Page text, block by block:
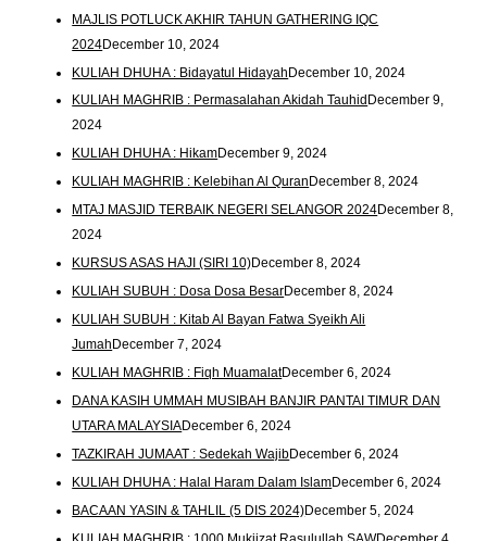
MAJLIS POTLUCK AKHIR TAHUN GATHERING IQC
2024December 10, 2024
KULIAH DHUHA : Bidayatul HidayahDecember 10, 2024
KULIAH MAGHRIB : Permasalahan Akidah Tauhid December 9,
2024
KULIAH DHUHA : HikamDecember 9, 2024
KULIAH MAGHRIB : Kelebihan Al Quran December 8, 2024
MTAJ MASJID TERBAIK NEGERI SELANGOR 2024December 8,
2024
KURSUS ASAS HAJI (SIRI 10)December 8, 2024
KULIAH SUBUH : Dosa Dosa BesarDecember 8, 2024
KULIAH SUBUH : Kitab Al Bayan Fatwa Syeikh Ali
Jumah December 7, 2024
KULIAH MAGHRIB : Fiqh MuamalatDecember 6, 2024
DANA KASIH UMMAH MUSIBAH BANJIR PANTAI TIMUR DAN
UTARA MALAYSIADecember 6, 2024
TAZKIRAH JUMAAT : Sedekah WajibDecember 6, 2024
KULIAH DHUHA : Halal Haram Dalam IslamDecember 6, 2024
BACAAN YASIN & TAHLIL (5 DIS 2024)December 5, 2024